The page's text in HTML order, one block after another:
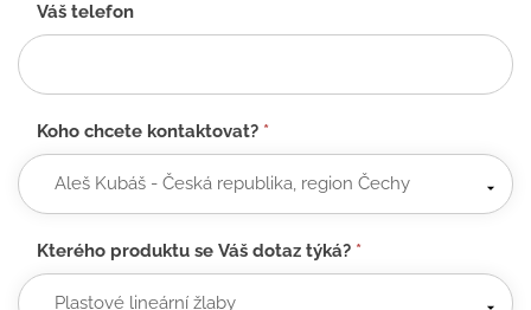
Váš telefon
Koho chcete kontaktovat? *
Kterého produktu se Váš dotaz týká? *